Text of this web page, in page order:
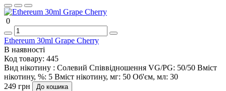
0
Ethereum 30ml Grape Cherry
В наявності
Код товару: 445
Вид нікотину : Солевий Співвідношення VG/PG: 50/50 Вміст
нікотину, %: 5 Вміст нікотину, мг: 50 Об'єм, мл: 30
249 грн
До кошика